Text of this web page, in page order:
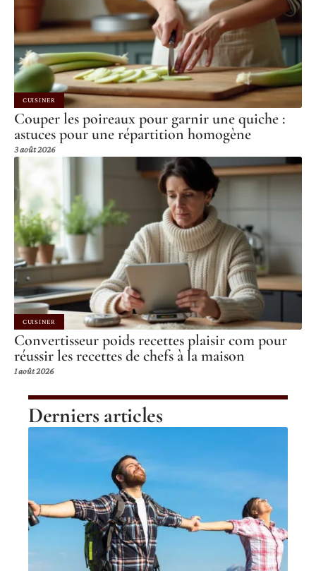
CUISINER
Couper les poireaux pour garnir une quiche :
astuces pour une répartition homogène
3 août 2026
CUISINER
Convertisseur poids recettes plaisir com pour
réussir les recettes de chefs à la maison
1 août 2026
Derniers articles